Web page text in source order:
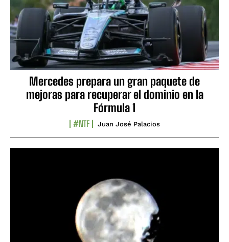
Mercedes prepara un gran paquete de
mejoras para recuperar el dominio en la
Fórmula 1
#NTF Juan José Palacios